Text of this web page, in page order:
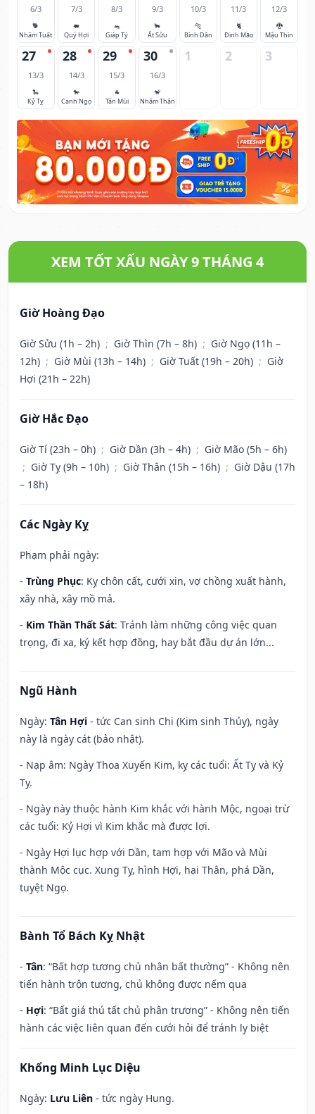
6/3
🐕
Nhâm Tuất
7/3
🐖
Quý Hợi
8/3
🐀
Giáp Tý
9/3
🐂
Ất Sửu
10/3
🐅
Bính Dần
11/3
🐈
Đinh Mão
12/3
🐉
Mậu Thìn
27
13/3
🐍
Kỷ Tỵ
28
14/3
🐎
Canh Ngọ
29
15/3
🐐
Tân Mùi
30
16/3
🐒
Nhâm Thân
1 2 3
XEM TỐT XẤU NGÀY 9 THÁNG 4
Giờ Hoàng Đạo
Giờ Sửu (1h – 2h) ; Giờ Thìn (7h – 8h) ; Giờ Ngọ (11h –
12h) ; Giờ Mùi (13h – 14h) ; Giờ Tuất (19h – 20h) ; Giờ
Hợi (21h – 22h)
Giờ Hắc Đạo
Giờ Tí (23h – 0h) ; Giờ Dần (3h – 4h) ; Giờ Mão (5h – 6h)
; Giờ Tỵ (9h – 10h) ; Giờ Thân (15h – 16h) ; Giờ Dậu (17h
– 18h)
Các Ngày Kỵ
Phạm phải ngày:
- Trùng Phục: Kỵ chôn cất, cưới xin, vợ chồng xuất hành,
xây nhà, xây mồ mả.
- Kim Thần Thất Sát: Tránh làm những công việc quan
trọng, đi xa, ký kết hợp đồng, hay bắt đầu dự án lớn...
Ngũ Hành
Ngày: Tân Hợi - tức Can sinh Chi (Kim sinh Thủy), ngày
này là ngày cát (bảo nhật).
- Nạp âm: Ngày Thoa Xuyến Kim, kỵ các tuổi: Ất Tỵ và Kỷ
Tỵ.
- Ngày này thuộc hành Kim khắc với hành Mộc, ngoại trừ
các tuổi: Kỷ Hợi vì Kim khắc mà được lợi.
- Ngày Hợi lục hợp với Dần, tam hợp với Mão và Mùi
thành Mộc cục. Xung Tỵ, hình Hợi, hại Thân, phá Dần,
tuyệt Ngọ.
Bành Tổ Bách Kỵ Nhật
- Tân: “Bất hợp tương chủ nhân bất thường” - Không nên
tiến hành trộn tương, chủ không được nếm qua
- Hợi: “Bất giá thú tất chủ phân trương” - Không nên tiến
hành các việc liên quan đến cưới hỏi để tránh ly biệt
Khổng Minh Lục Diệu
Ngày: Lưu Liên - tức ngày Hung.